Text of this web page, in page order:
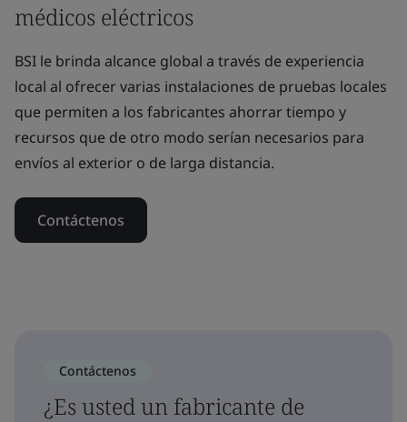
médicos eléctricos
BSI le brinda alcance global a través de experiencia
local al ofrecer varias instalaciones de pruebas locales
que permiten a los fabricantes ahorrar tiempo y
recursos que de otro modo serían necesarios para
envíos al exterior o de larga distancia.
Contáctenos
Contáctenos
¿Es usted un fabricante de